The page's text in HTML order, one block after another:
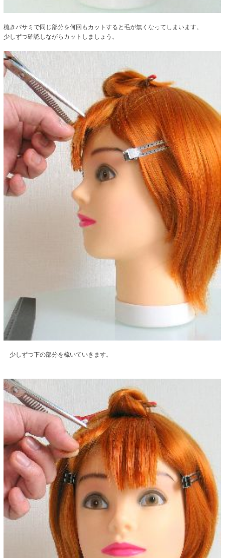
梳きバサミで同じ部分を何回もカットすると毛が無くなってしまいます。
少しずつ確認しながらカットしましょう。
少しずつ下の部分を梳いていきます。